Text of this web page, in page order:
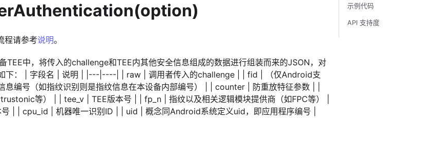
程请参考说明。
TEE中，将传入的challenge和TEE内其他安全信息组成的数据进行组装而来的JSON，对
下： | 字段名 | 说明 | |---|----| | raw | 调用者传入的challenge | | fid | （仅Android支
息编号（如指纹识别则是指纹信息在本设备内部编号） | | counter | 防重放特征参数 | |
等） | | tee_v | TEE版本号 | | fp_n | 指纹以及相关逻辑模块提供商（如FPC等） |
号 | | cpu_id | 机器唯一识别ID | | uid | 概念同Android系统定义uid，即应用程序编号 |
示例代码
API 支持度